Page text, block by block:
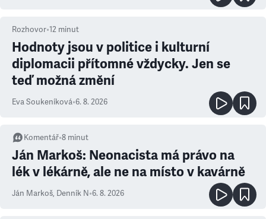
Rozhovor•12 minut
Hodnoty jsou v politice i kulturní
diplomacii přítomné vždycky. Jen se
teď možná změní
Eva Soukeníková•6. 8. 2026
Komentář•8 minut
Ján Markoš: Neonacista má právo na
lék v lékárně, ale ne na místo v kavárně
Ján Markoš, Denník N•6. 8. 2026